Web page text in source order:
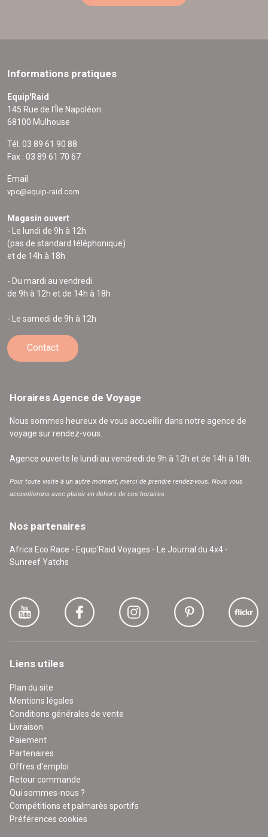
Informations pratiques
Equip'Raid
145 Rue de l'Île Napoléon
68100 Mulhouse
Tél. 03 89 61 90 88
Fax : 03 89 61 70 67
Email
vpc@equip-raid.com
Magasin ouvert
- Le lundi de 9h à 12h
(pas de standard téléphonique)
et de 14h à 18h
- Du mardi au vendredi
de 9h à 12h et de 14h à 18h
- Le samedi de 9h à 12h
Contact
Horaires Agence de Voyage
Nous sommes heureux de vous accueillir dans notre agence de
voyage sur rendez-vous.
Agence ouverte le lundi au vendredi de 9h à 12h et de 14h à 18h.
Pour toute visite à un autre moment, merci de prendre rendez-vous. Nous vous
accueillerons avec plaisir en dehors de ces horaires.
Nos partenaires
Africa Eco Race - Equip'Raid Voyages - Le Journal du 4x4 -
Sunreef Yatchs
Liens utiles
Plan du site
Mentions légales
Conditions générales de vente
Livraison
Paiement
Partenaires
Offres d'emploi
Retour commande
Qui sommes-nous ?
Compétitions et palmarès sportifs
Préférences cookies